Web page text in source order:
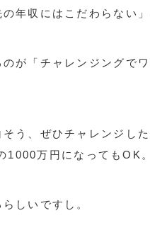
年収にはこだわらない
が「チャレンジングで
う、ぜひチャレンジし
1000万円になってもOK。
しいですし。